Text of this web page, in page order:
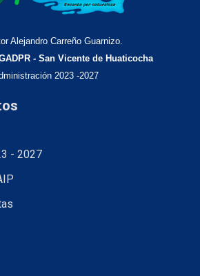
Alejandro Carreño Guarnizo.
- San Vicente de Huaticocha
2023 -2027
- 2027